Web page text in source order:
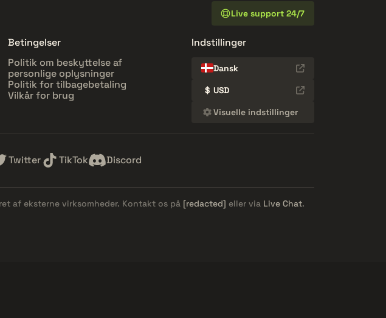
Live support 24/7
Betingelser
Politik om beskyttelse af
personlige oplysninger
Politik for tilbagebetaling
Vilkår for brug
Indstillinger
Dansk
$ USD
Visuelle indstillinger
Twitter TikTok Discord
af eksterne virksomheder. Kontakt os på [redacted] eller via Live Chat.